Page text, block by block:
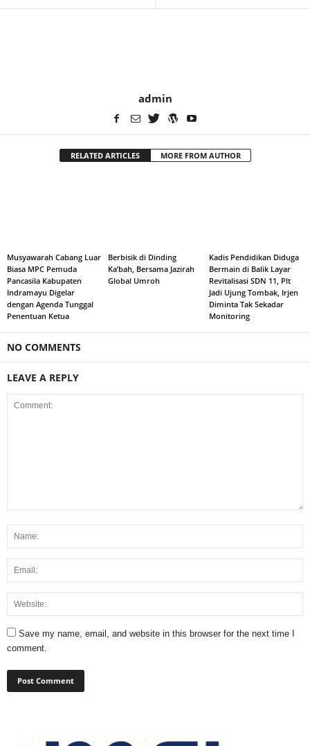
admin
RELATED ARTICLES MORE FROM AUTHOR
Musyawarah Cabang Luar
Biasa MPC Pemuda
Pancasila Kabupaten
Indramayu Digelar
dengan Agenda Tunggal
Penentuan Ketua
Berbisik di Dinding
Ka’bah, Bersama Jazirah
Global Umroh
Kadis Pendidikan Diduga
Bermain di Balik Layar
Revitalisasi SDN 11, Plt
Jadi Ujung Tombak, Irjen
Diminta Tak Sekadar
Monitoring
NO COMMENTS
LEAVE A REPLY
Save my name, email, and website in this browser for the next time I
comment.